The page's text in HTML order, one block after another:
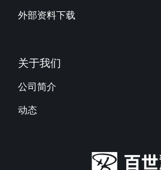
外部资料下载
关于我们
公司简介
动态